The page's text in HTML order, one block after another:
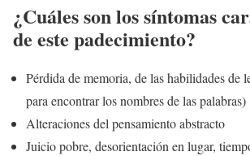
¿Cuáles son los síntomas
de este padecimiento?
Pérdida de memoria, de las habilidades de
para encontrar los nombres de las palabras)
Alteraciones del pensamiento abstracto
Juicio pobre, desorientación en lugar,